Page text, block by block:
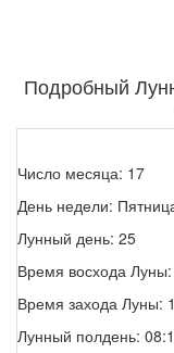
Подробный
Число месяца: 17
День недели:
Лунный день: 25
Время восхода
Время захода Луны:
Лунный полдень: